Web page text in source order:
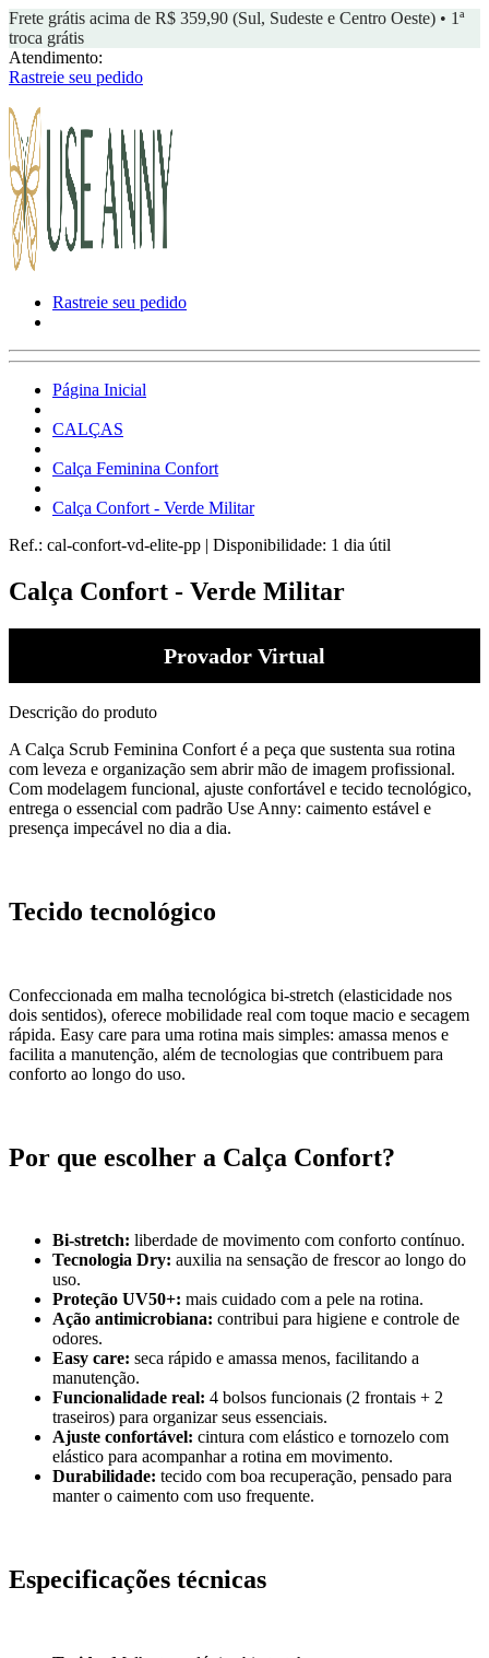
Frete grátis acima de R$ 359,90 (Sul, Sudeste e Centro Oeste) • 1ª
troca grátis
Atendimento:
Rastreie seu pedido
Rastreie seu pedido
Página Inicial
CALÇAS
Calça Feminina Confort
Calça Confort - Verde Militar
Ref.: cal-confort-vd-elite-pp | Disponibilidade: 1 dia útil
Calça Confort - Verde Militar
Provador Virtual
Descrição do produto
A Calça Scrub Feminina Confort é a peça que sustenta sua rotina
com leveza e organização sem abrir mão de imagem profissional.
Com modelagem funcional, ajuste confortável e tecido tecnológico,
entrega o essencial com padrão Use Anny: caimento estável e
presença impecável no dia a dia.
Tecido tecnológico
Confeccionada em malha tecnológica bi-stretch (elasticidade nos
dois sentidos), oferece mobilidade real com toque macio e secagem
rápida. Easy care para uma rotina mais simples: amassa menos e
facilita a manutenção, além de tecnologias que contribuem para
conforto ao longo do uso.
Por que escolher a Calça Confort?
Bi-stretch: liberdade de movimento com conforto contínuo.
Tecnologia Dry: auxilia na sensação de frescor ao longo do
uso.
Proteção UV50+: mais cuidado com a pele na rotina.
Ação antimicrobiana: contribui para higiene e controle de
odores.
Easy care: seca rápido e amassa menos, facilitando a
manutenção.
Funcionalidade real: 4 bolsos funcionais (2 frontais + 2
traseiros) para organizar seus essenciais.
Ajuste confortável: cintura com elástico e tornozelo com
elástico para acompanhar a rotina em movimento.
Durabilidade: tecido com boa recuperação, pensado para
manter o caimento com uso frequente.
Especificações técnicas